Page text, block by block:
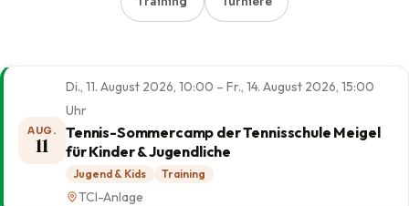
AUG.
11
Di., 11. August 2026, 10:00 – Fr., 14. August 2026, 15:00
Uhr
Tennis-Sommercamp der Tennisschule Meigel
für Kinder & Jugendliche
Jugend & Kids Training
TCI-Anlage